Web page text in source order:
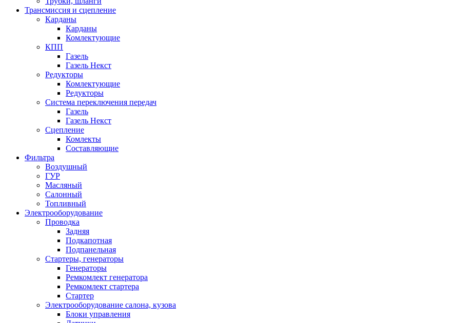
Трансмиссия и сцепление
Карданы
Карданы
Комлектующие
КПП
Газель
Газель Некст
Редукторы
Комлектующие
Редукторы
Система переключения передач
Газель
Газель Некст
Сцепление
Комлекты
Составляющие
Фильтра
Воздушный
ГУР
Масляный
Салонный
Топливный
Электрооборудование
Проводка
Задняя
Подкапотная
Подпанельная
Стартеры, генераторы
Генераторы
Ремкомлект генератора
Ремкомлект стартера
Стартер
Электрооборудование салона, кузова
Блоки управления